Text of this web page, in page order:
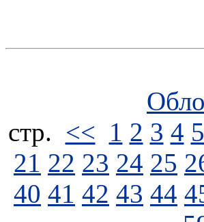
стp. << 1 2 3 4 5
21 22 23 24 25
40 41 42 43 44